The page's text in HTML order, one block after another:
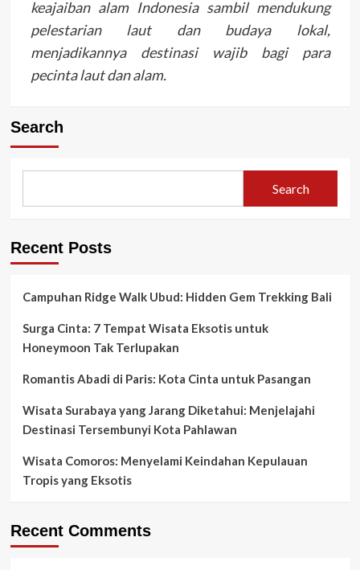
keajaiban alam Indonesia sambil mendukung
pelestarian laut dan budaya lokal,
menjadikannya destinasi wajib bagi para
pecinta laut dan alam.
Search
Search
Recent Posts
Campuhan Ridge Walk Ubud: Hidden Gem Trekking Bali
Surga Cinta: 7 Tempat Wisata Eksotis untuk
Honeymoon Tak Terlupakan
Romantis Abadi di Paris: Kota Cinta untuk Pasangan
Wisata Surabaya yang Jarang Diketahui: Menjelajahi
Destinasi Tersembunyi Kota Pahlawan
Wisata Comoros: Menyelami Keindahan Kepulauan
Tropis yang Eksotis
Recent Comments